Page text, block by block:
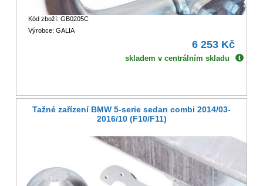
Kód zboží: GB0205C
Výrobce: GALIA
6 253 Kč
skladem v centrálním skladu
Tažné zařízení BMW 5-serie sedan combi 2014/03-
2016/10 (F10/F11)